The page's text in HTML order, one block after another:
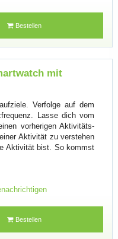
Bestellen
mit
Verfolge auf dem
Lasse dich vom
vorherigen Aktivitäts-
Aktivität zu verstehen
Aktivität bist. So kommst
Bestellen